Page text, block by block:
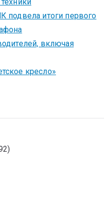
подвела итоги первого
включая
кресло»